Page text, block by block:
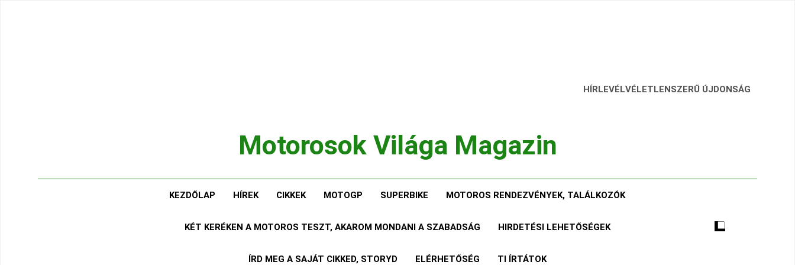
Motorosok Világa Magazin
HÍRLEVÉLVÉLETLENSZERŰ ÚJDONSÁG
KEZDŐLAP HÍREK CIKKEK MOTOGP SUPERBIKE MOTOROS RENDEZVÉNYEK, TALÁLKOZÓK
KÉT KERÉKEN A MOTOROS TESZT, AKAROM MONDANI A SZABADSÁG HIRDETÉSI LEHETŐSÉGEK
ÍRD MEG A SAJÁT CIKKED, STORYD ELÉRHETŐSÉG TI ÍRTÁTOK